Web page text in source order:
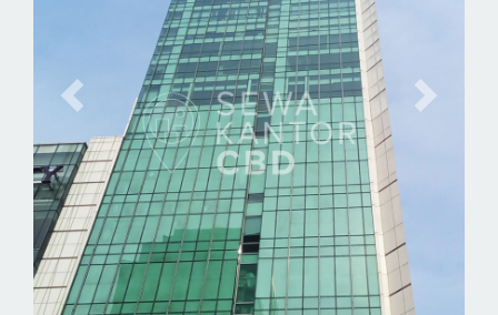
Previous slide Next slide